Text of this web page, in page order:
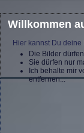
Willkommen
Hier kannst Du
Die Bilder
Sie dürfen nur
Ich behalte mir
entfernen...